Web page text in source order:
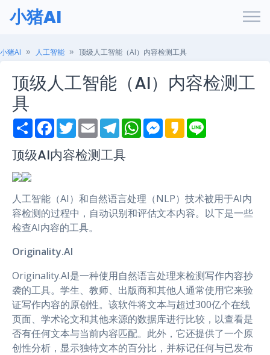
小猪AI
小猪AI 人工智能 顶级人工智能（AI）内容检测工具
顶级人工智能（AI）内容检测工
具
S
h
r
e
F
a
e
b
T
w
t
t
E
m
i
l
T
e
e
g
m
W
h
M
e
r
K
a
顶级AI内容检测工具
人工智能（AI）和自然语言处理（NLP）技术被用于AI内
容检测的过程中，自动识别和评估文本内容。以下是一些
检查AI内容的工具。
Originality.AI
Originality.AI是一种使用自然语言处理来检测写作内容抄
袭的工具。学生、教师、出版商和其他人通常使用它来验
证写作内容的原创性。该软件将文本与超过300亿个在线
页面、学术论文和其他来源的数据库进行比较，以查看是
否有任何文本与当前内容匹配。此外，它还提供了一个原
创性分析，显示独特文本的百分比，并标记任何与已发布